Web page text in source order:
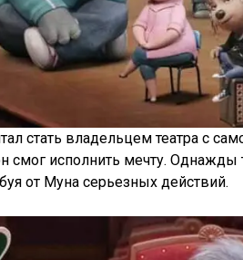
стать владельцем театра с
смог исполнить мечту. Однажды
от Муна серьезных действий.